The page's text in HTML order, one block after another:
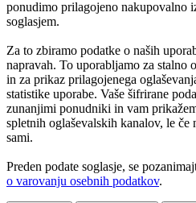
ponudimo prilagojeno nakupovalno
soglasjem.
Za to zbiramo podatke o naših
napravah. To uporabljamo za stalno
in za prikaz prilagojenega
statistike uporabe. Vaše šifrirane
zunanjimi ponudniki in vam
spletnih oglaševalskih kanalov, le
sami.
Preden podate soglasje, se
o varovanju osebnih podatkov.